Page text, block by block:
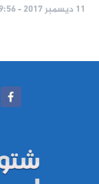
11 ديسمبر 2017 - 9:56